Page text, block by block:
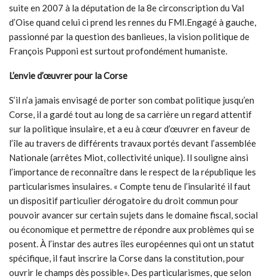
suite en 2007 à la députation de la 8e circonscription du Val
d’Oise quand celui ci prend les rennes du FMI.Engagé à gauche,
passionné par la question des banlieues, la vision politique de
François Pupponi est surtout profondément humaniste.
L’envie d’œuvrer pour la Corse
S‘il n’a jamais envisagé de porter son combat politique jusqu’en
Corse, il a gardé tout au long de sa carrière un regard attentif
sur la politique insulaire, et a eu à cœur d’œuvrer en faveur de
l’île au travers de différents travaux portés devant l’assemblée
Nationale (arrêtes Miot, collectivité unique). Il souligne ainsi
l’importance de reconnaître dans le respect de la république les
particularismes insulaires. « Compte tenu de l’insularité il faut
un dispositif particulier dérogatoire du droit commun pour
pouvoir avancer sur certain sujets dans le domaine fiscal, social
ou économique et permettre de répondre aux problèmes qui se
posent. À l’instar des autres îles européennes qui ont un statut
spécifique, il faut inscrire la Corse dans la constitution, pour
ouvrir le champs dès possible». Des particularismes, que selon